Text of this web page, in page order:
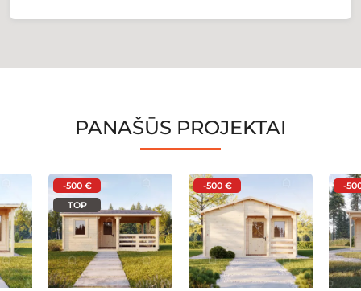
PANAŠŪS PROJEKTAI
-500 €
TOP
-500 € -